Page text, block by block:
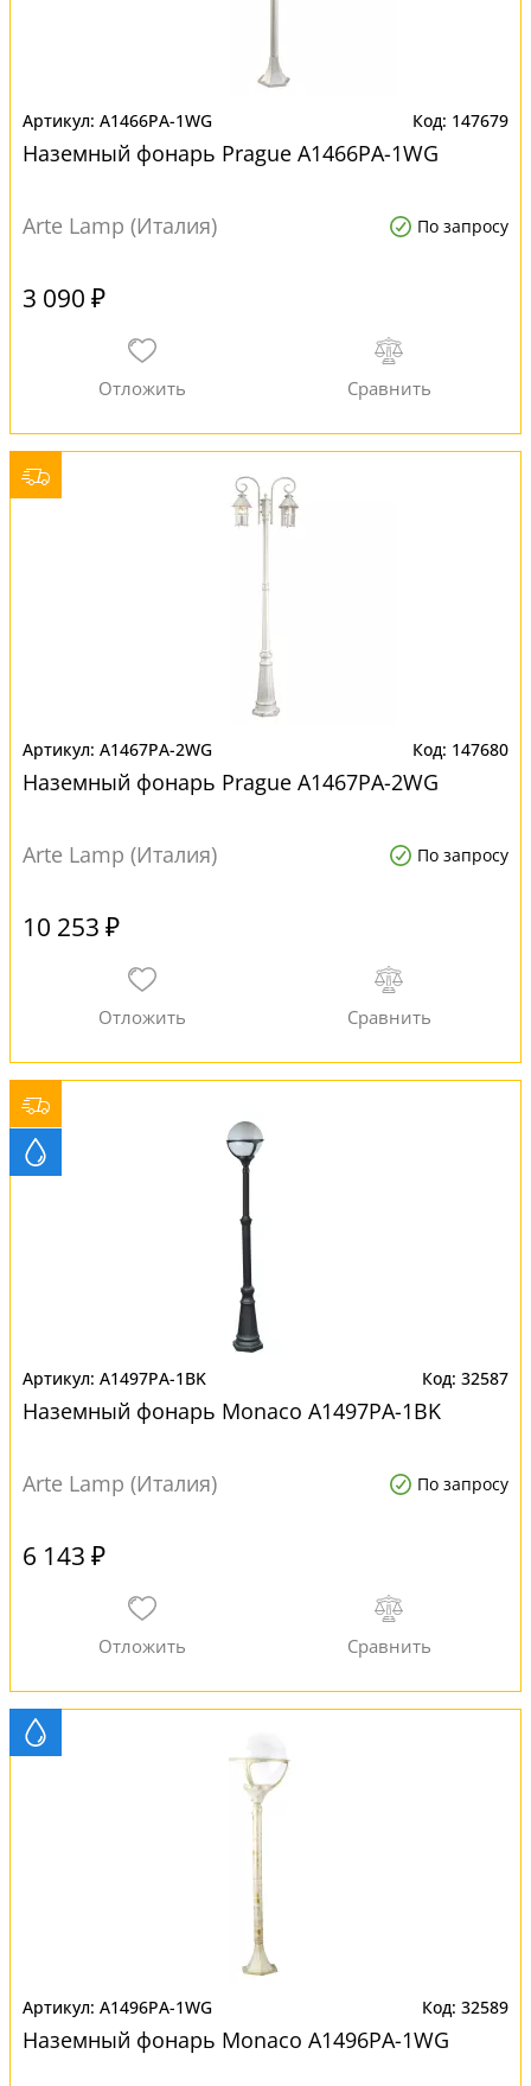
A1466PA-1WG 147679
Наземный фонарь Prague A1466PA-1WG
Arte Lamp (Италия) По запросу
3 090 ₽
A1467PA-2WG 147680
Наземный фонарь Prague A1467PA-2WG
Arte Lamp (Италия) По запросу
10 253 ₽
A1497PA-1BK 32587
Наземный фонарь Monaco A1497PA-1BK
Arte Lamp (Италия) По запросу
6 143 ₽
A1496PA-1WG 32589
Наземный фонарь Monaco A1496PA-1WG